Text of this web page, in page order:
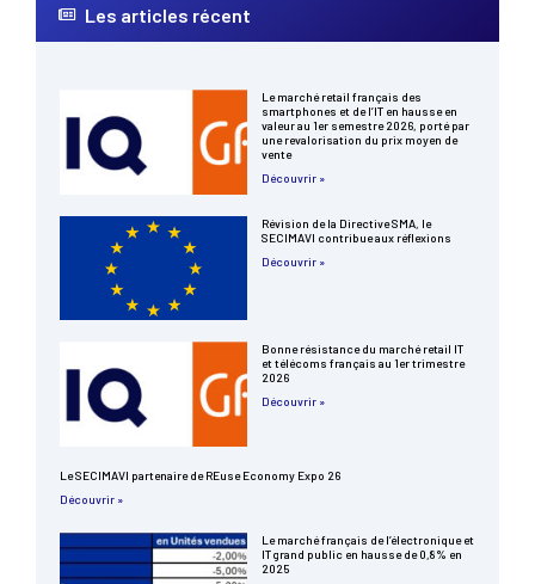
Les articles récent
Le marché retail français des
smartphones et de l’IT en hausse en
valeur au 1er semestre 2026, porté par
une revalorisation du prix moyen de
vente
Découvrir »
Révision de la Directive SMA, le
SECIMAVI contribue aux réflexions
Découvrir »
Bonne résistance du marché retail IT
et télécoms français au 1er trimestre
2026
Découvrir »
Le SECIMAVI partenaire de REuse Economy Expo 26
Découvrir »
Le marché français de l’électronique et
IT grand public en hausse de 0,8% en
2025